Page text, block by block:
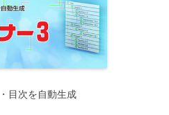
目次を自動生成